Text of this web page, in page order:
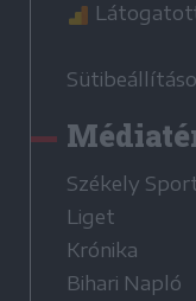
Székely
Liget
Krónika
Bihari Napló